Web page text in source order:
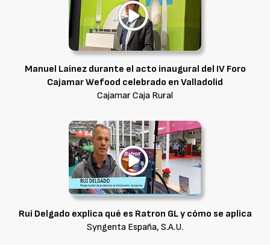
Manuel Laínez durante el acto inaugural del IV Foro
Cajamar Wefood celebrado en Valladolid
Cajamar Caja Rural
Rui Delgado explica qué es Ratron GL y cómo se aplica
Syngenta España, S.A.U.